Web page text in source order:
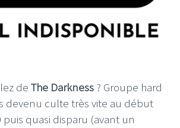
de The Darkness ? Groupe hard
devenu culte très vite au début
puis quasi disparu (avant un